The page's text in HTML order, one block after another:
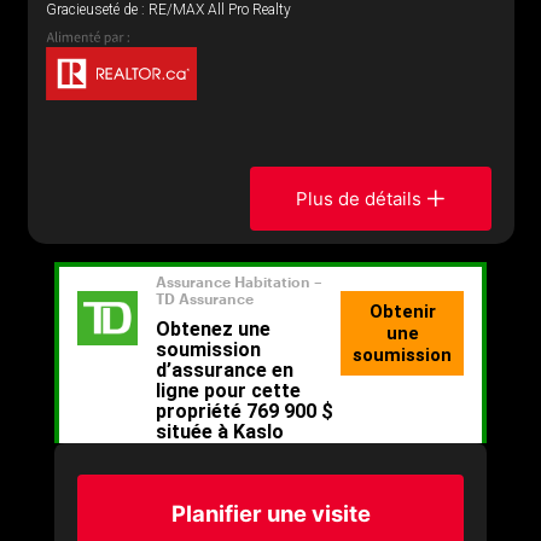
Gracieuseté de : RE/MAX All Pro Realty
Plus de détails
Planifier une visite